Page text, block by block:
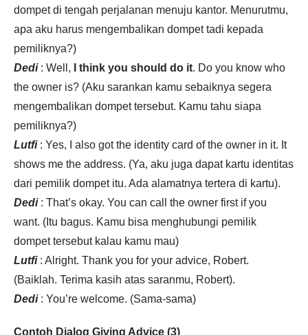
dompet di tengah perjalanan menuju kantor. Menurutmu,
apa aku harus mengembalikan dompet tadi kepada
pemiliknya?)
Dedi: Well, I think you should do it. Do you know who
the owner is? (Aku sarankan kamu sebaiknya segera
mengembalikan dompet tersebut. Kamu tahu siapa
pemiliknya?)
Lutfi: Yes, I also got the identity card of the owner in it. It
shows me the address. (Ya, aku juga dapat kartu identitas
dari pemilik dompet itu. Ada alamatnya tertera di kartu).
Dedi: That’s okay. You can call the owner first if you
want. (Itu bagus. Kamu bisa menghubungi pemilik
dompet tersebut kalau kamu mau)
Lutfi: Alright. Thank you for your advice, Robert.
(Baiklah. Terima kasih atas saranmu, Robert).
Dedi: You’re welcome. (Sama-sama)
Contoh Dialog Giving Advice (3)